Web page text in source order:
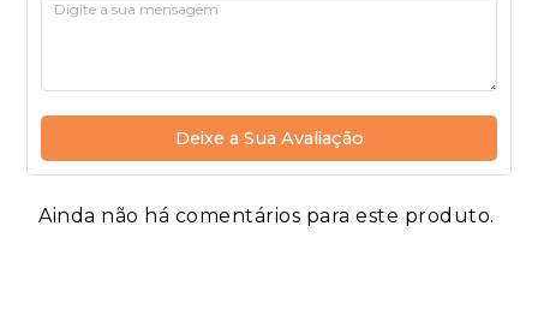
Deixe a Sua Avaliação
Ainda não há comentários para este produto.